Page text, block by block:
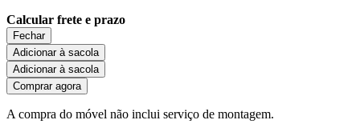
Calcular frete e prazo
Fechar
Adicionar à sacola
Adicionar à sacola
Comprar agora
A compra do móvel não inclui serviço de montagem.